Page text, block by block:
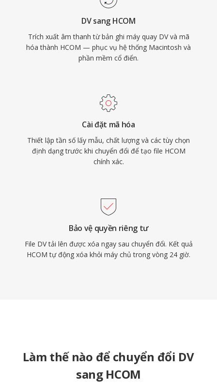
DV sang HCOM
Trích xuất âm thanh từ bản ghi máy quay DV và mã
hóa thành HCOM — phục vụ hệ thống Macintosh và
phần mềm cổ điển.
Cài đặt mã hóa
Thiết lập tần số lấy mẫu, chất lượng và các tùy chọn
định dạng trước khi chuyển đổi để tạo file HCOM
chính xác.
Bảo vệ quyền riêng tư
File DV tải lên được xóa ngay sau chuyển đổi. Kết quả
HCOM tự động xóa khỏi máy chủ trong vòng 24 giờ.
Làm thế nào để chuyển đổi DV
sang HCOM